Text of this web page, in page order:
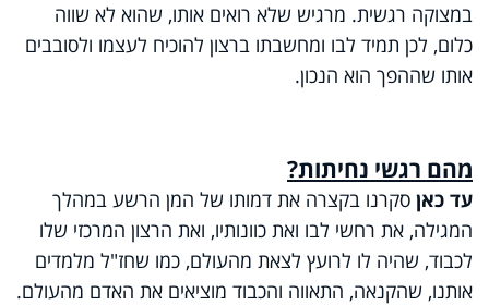
במצוקה רגשית. מרגיש שלא רואים אותו, שהוא לא שווה
כלום, לכן תמיד לבו ומחשבתו ברצון להוכיח לעצמו ולסובבים
אותו שההפך הוא הנכון.
מהם רגשי נחיתות?
עד כאן סקרנו בקצרה את דמותו של המן הרשע במהלך
המגילה, את רחשי לבו ואת כוונותיו, ואת הרצון המרכזי שלו
לכבוד, שהיה לו לרועץ לצאת מהעולם, כמו שחז"ל מלמדים
אותנו, שהקנאה, התאווה והכבוד מוציאים את האדם מהעולם.